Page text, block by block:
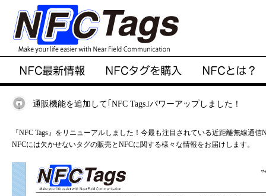
通販機能を追加して｢NFC Tags｣パワーアップしました！
『NFC Tags』をリニューアルしました！今最も注目されている近距離無線通
NFCには欠かせないタグの販売とNFCに関する様々な情報をお届けします。